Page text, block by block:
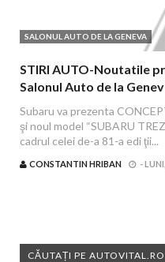
SALONUL AUTO DE LA GENEVA
STIRI AUTO-Noutatile
Salonul Auto de la
Subaru va prezenta
şi noul model “SUBARU
cadrul celei de-a 81-a edi ţii...
CONSTANTIN HRIBAN -
CĂUTAȚI PE AUTOVITAL.RO